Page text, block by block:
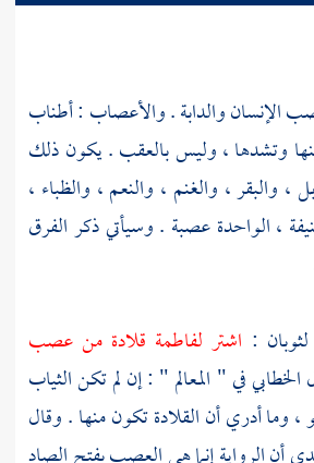
والدابة . والأعصاب : أطناب
وتشدها ، وليس بالعقب . يكون ذلك
، والبقر ، والغنم ، والنعم ، والظباء ،
، الواحدة عصبة . وسيأتي ذكر الفرق
لثوبان : اشتر لفاطمة قلادة من عصب
الخطابيفي " المعالم " : إن لم تكن الثياب
، وما أدري أن القلادة تكون منها . وقال